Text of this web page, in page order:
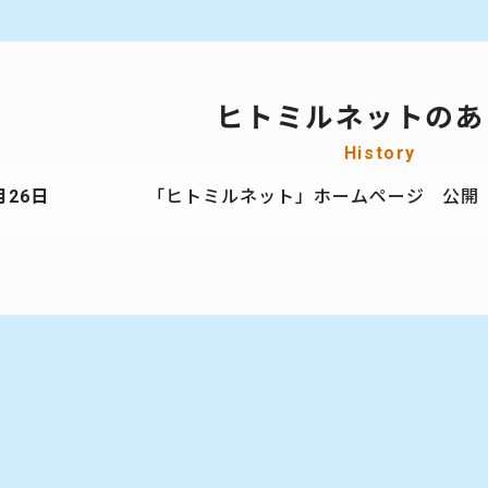
ヒトミルネットの
History
26日 「ヒトミルネット」ホームページ 公開